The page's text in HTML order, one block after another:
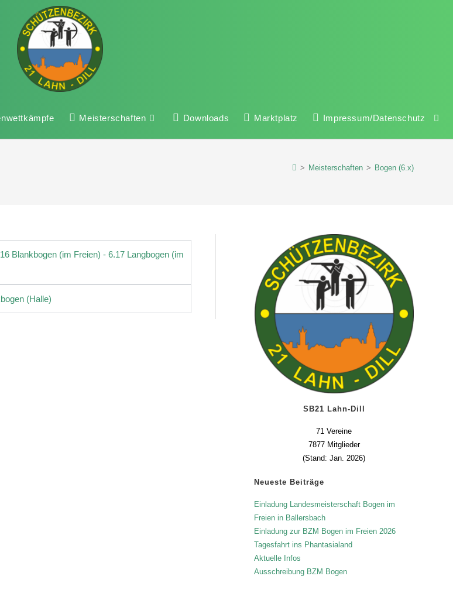
Meisterschaften Downloads Marktplatz Impressum/Datenschutz
> Meisterschaften > Bogen (6.x)
Blankbogen (im Freien) - 6.17 Langbogen (im
(Halle)
SB21 Lahn-Dill
71 Vereine
7877 Mitglieder
(Stand: Jan. 2026)
Neueste Beiträge
Einladung Landesmeisterschaft Bogen im
Freien in Ballersbach
Einladung zur BZM Bogen im Freien 2026
Tagesfahrt ins Phantasialand
Aktuelle Infos
Ausschreibung BZM Bogen